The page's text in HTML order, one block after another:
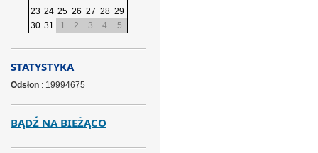
23 24 25 26 27 28 29
30 31 1 2 3 4 5
STATYSTYKA
Odsłon: 19994675
BĄDŹ NA BIEŻĄCO